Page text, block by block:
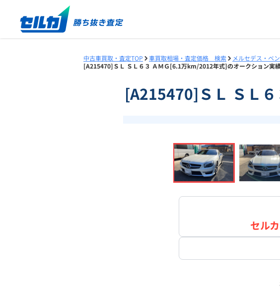
中古車買取・査定TOP 車買取相場・査定価格 検索 メルセデス・ベ
[A215470]ＳＬ ＳＬ６３ ＡＭＧ[6.1万km/2012年式]のオークション実
[A215470]ＳＬ ＳＬ
セル